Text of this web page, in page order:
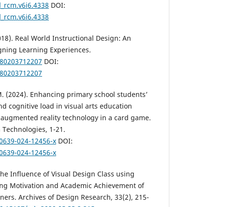
DOI:
Real World Instructional Design: An
Learning Experiences.
DOI:
(2024). Enhancing primary school students’
cognitive load in visual arts education
reality technology in a card game.
1-21.
024-12456-x DOI:
024-12456-x
Influence of Visual Design Class using
Motivation and Academic Achievement of
Archives of Design Research, 33(2), 215-